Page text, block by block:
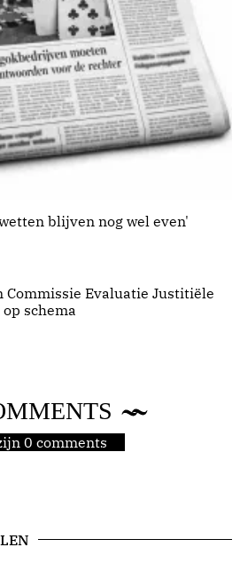
blijven nog wel even'
Commissie Evaluatie Justitiële
schema
0 comments